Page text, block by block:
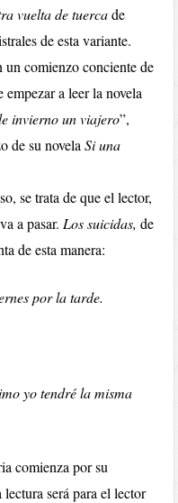
vuelta de tuercade
de esta variante.
un comienzo conciente de
a leer la novela
invierno un viajero”,
de su novelaSi una
se trata de que el lector,
a pasar. Los suicidas,de
de esta manera:
por la tarde.
yo tendré la misma
comienza por su
será para el lector